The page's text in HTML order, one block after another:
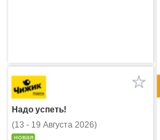
Надо успеть!
(13 - 19 Августа 2026)
новая